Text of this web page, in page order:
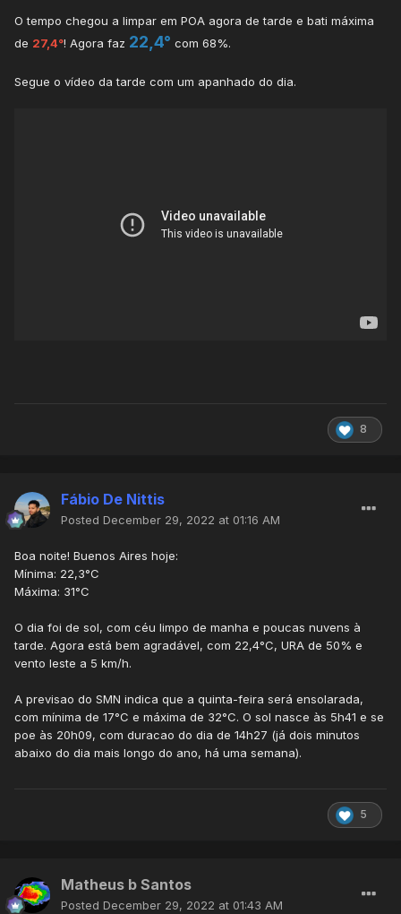
O tempo chegou a limpar em POA agora de tarde e bati máxima
de 27,4°! Agora faz 22,4° com 68%.
Segue o vídeo da tarde com um apanhado do dia.
8
Fábio De Nittis
Posted December 29, 2022 at 01:16 AM
Boa noite! Buenos Aires hoje:
Mínima: 22,3°C
Máxima: 31°C
O dia foi de sol, com céu limpo de manha e poucas nuvens à
tarde. Agora está bem agradável, com 22,4°C, URA de 50% e
vento leste a 5 km/h.
A previsao do SMN indica que a quinta-feira será ensolarada,
com mínima de 17°C e máxima de 32°C. O sol nasce às 5h41 e se
poe às 20h09, com duracao do dia de 14h27 (já dois minutos
abaixo do dia mais longo do ano, há uma semana).
5
Matheus b Santos
Posted December 29, 2022 at 01:43 AM